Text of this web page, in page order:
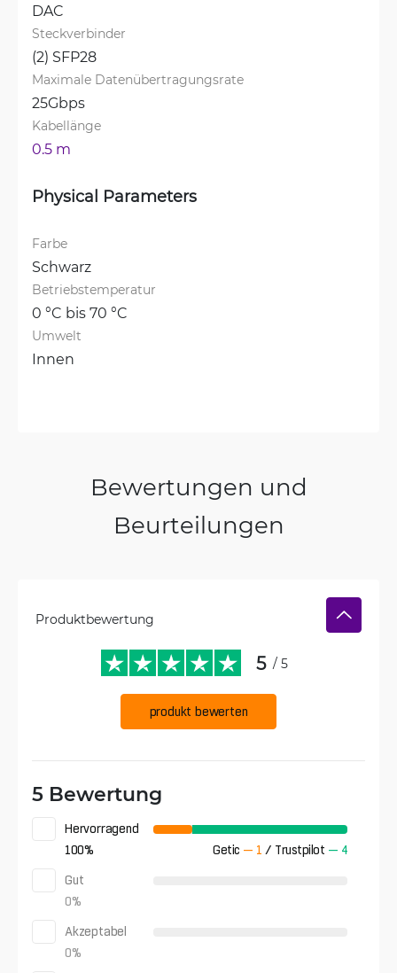
DAC
Steckverbinder
(2) SFP28
Maximale Datenübertragungsrate
25Gbps
Kabellänge
0.5 m
Physical Parameters
Farbe
Schwarz
Betriebstemperatur
0 °C bis 70 °C
Umwelt
Innen
Bewertungen und
Beurteilungen
Produktbewertung
5 / 5
produkt bewerten
5 Bewertung
Hervorragend
100% Getic — 1 / Trustpilot — 4
Gut
0%
Akzeptabel
0%